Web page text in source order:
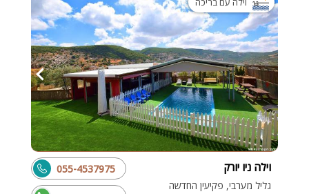
וילה ניו יורק
גליל מערבי, פקיעין החדשה
055-4537975